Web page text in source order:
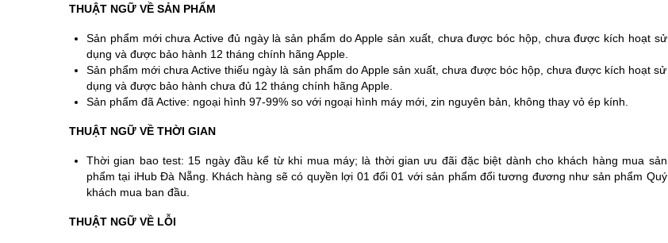
THUẬT NGỮ VỀ SẢN PHẨM
Sản phẩm mới chưa Active đủ ngày là sản phẩm do Apple sản xuất, chưa được bóc hộp, chưa được kích hoạt sử
dụng và được bảo hành 12 tháng chính hãng Apple.
Sản phẩm mới chưa Active thiếu ngày là sản phẩm do Apple sản xuất, chưa được bóc hộp, chưa được kích hoạt sử
dụng và được bảo hành chưa đủ 12 tháng chính hãng Apple.
Sản phẩm đã Active: ngoại hình 97-99% so với ngoại hình máy mới, zin nguyên bản, không thay vỏ ép kính.
THUẬT NGỮ VỀ THỜI GIAN
Thời gian bao test: 15 ngày đầu kể từ khi mua máy; là thời gian ưu đãi đặc biệt dành cho khách hàng mua sản
phẩm tại iHub Đà Nẵng. Khách hàng sẽ có quyền lợi 01 đổi 01 với sản phẩm đổi tương đương như sản phẩm Quý
khách mua ban đầu.
THUẬT NGỮ VỀ LỖI